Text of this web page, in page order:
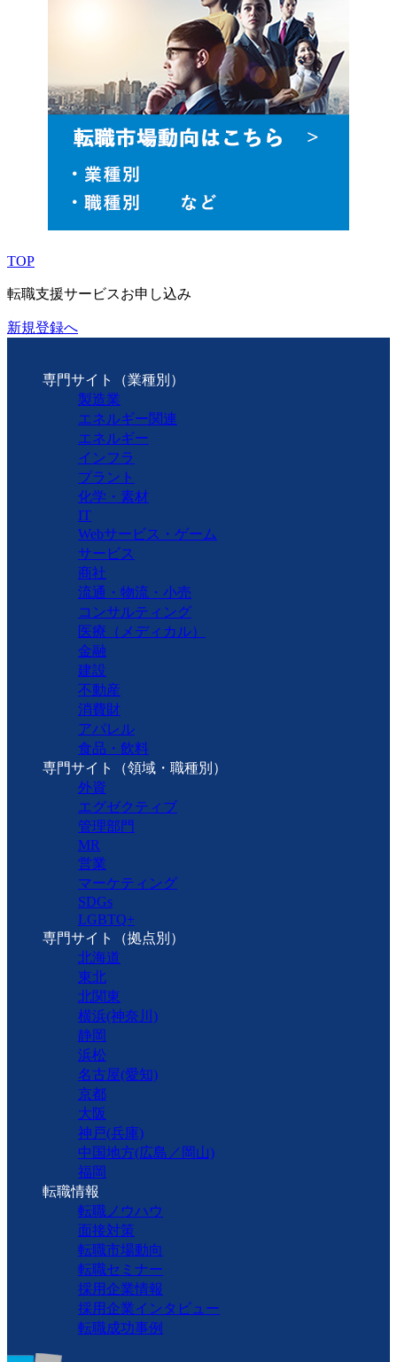
TOP
転職支援サービスお申し込み
新規登録へ
専門サイト（業種別）
製造業
エネルギー関連
エネルギー
インフラ
プラント
化学・素材
IT
Webサービス・ゲーム
サービス
商社
流通・物流・小売
コンサルティング
医療（メディカル）
金融
建設
不動産
消費財
アパレル
食品・飲料
専門サイト（領域・職種別）
外資
エグゼクティブ
管理部門
MR
営業
マーケティング
SDGs
LGBTQ+
専門サイト（拠点別）
北海道
東北
北関東
横浜(神奈川)
静岡
浜松
名古屋(愛知)
京都
大阪
神戸(兵庫)
中国地方(広島／岡山)
福岡
転職情報
転職ノウハウ
面接対策
転職市場動向
転職セミナー
採用企業情報
採用企業インタビュー
転職成功事例